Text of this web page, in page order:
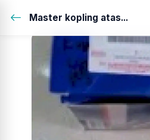
Master kopling atas...